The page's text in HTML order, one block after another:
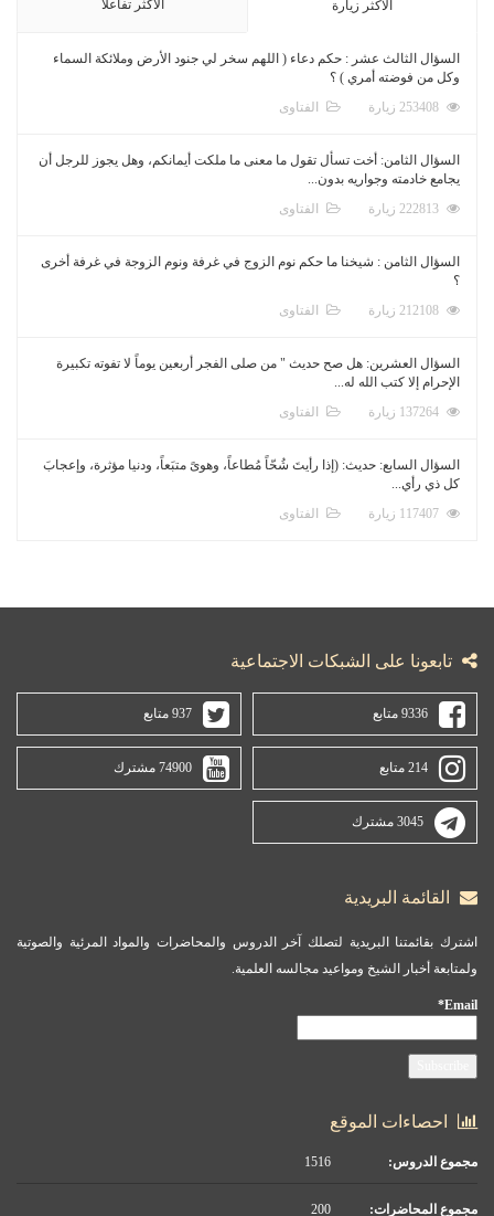
الأكثر زيارة الأكثر تفاعلاً
السؤال الثالث عشر : حكم دعاء ( اللهم سخر لي جنود الأرض وملائكة السماء
وكل من فوضته أمري ) ؟
الفتاوى
السؤال الثامن: أخت تسأل تقول ما معنى ما ملكت أيمانكم، وهل يجوز للرجل أن
يجامع خادمته وجواريه بدون...
الفتاوى
السؤال الثامن : شيخنا ما حكم نوم الزوج في غرفة ونوم الزوجة في غرفة أخرى
؟
الفتاوى
السؤال العشرين: هل صح حديث " من صلى الفجر أربعين يوماً لا تفوته تكبيرة
الإحرام إلا كتب الله له...
الفتاوى
السؤال السابع: حديث: (إذا رأيتَ شُحّاً مُطاعاً، وهوىً متبَعاً، ودنيا مؤثرة، وإعجابَ
كل ذي رأي...
الفتاوى
تابعونا على الشبكات الاجتماعية
9336 متابع 937 متابع
214 متابع 74900 مشترك
3045 مشترك
القائمة البريدية
اشترك بقائمتنا البريدية لتصلك آخر الدروس والمحاضرات والمواد المرئية والصوتية
ولمتابعة أخبار الشيخ ومواعيد مجالسه العلمية.
Email*
احصاءات الموقع
مجموع الدروس:
مجموع المحاضرات: